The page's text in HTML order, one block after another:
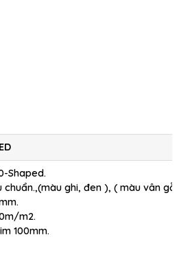
Shaped.
chuẩn.,(màu ghi, đen ), ( màu vân gỗ
m2.
100mm.